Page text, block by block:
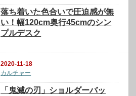
落ち着いた色合いで圧迫感が無
い！幅120cm奥行45cmのシン
プルデスク
2020-11-18
カルチャー
「鬼滅の刃」ショルダーバッ